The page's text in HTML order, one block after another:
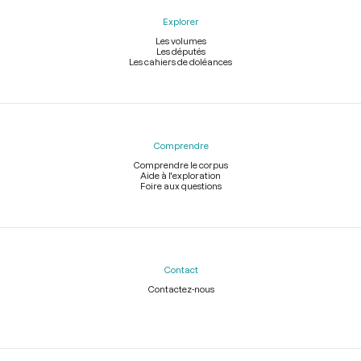
Explorer
Les volumes
Les députés
Les cahiers de doléances
Comprendre
Comprendre le corpus
Aide à l'exploration
Foire aux questions
Contact
Contactez-nous
Légal